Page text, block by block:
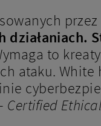
działaniach.
to
ataku. White
Certified